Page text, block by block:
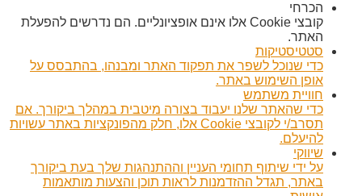
הכרחי
קובצי Cookie אלו אינם אופציונליים. הם נדרשים להפעלת
האתר.
סטטיסטיקות
כדי שנוכל לשפר את תפקוד האתר ומבנהו, בהתבסס על
אופן השימוש באתר.
חוויית משתמש
כדי שהאתר שלנו יעבוד בצורה מיטבית במהלך ביקורך. אם
תסרב/י לקובצי Cookie אלו, חלק מהפונקציות באתר עשויות
להיעלם.
שיווקי
על ידי שיתוף תחומי העניין וההתנהגות שלך בעת ביקורך
באתר, תגדל ההזדמנות לראות תוכן והצעות מותאמות